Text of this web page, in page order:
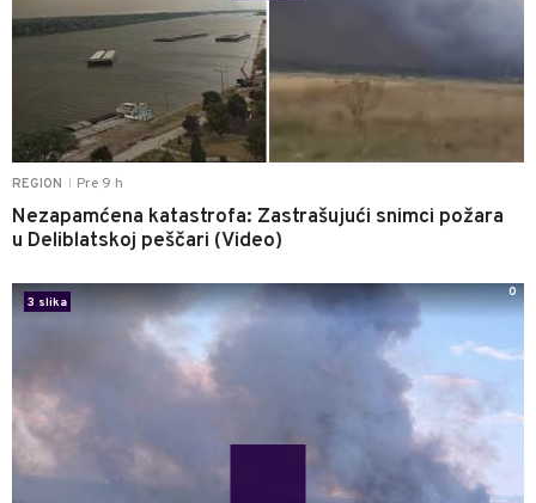
REGION Pre 9 h
Nezapamćena katastrofa: Zastrašujući snimci požara
u Deliblatskoj peščari (Video)
3 slika
0